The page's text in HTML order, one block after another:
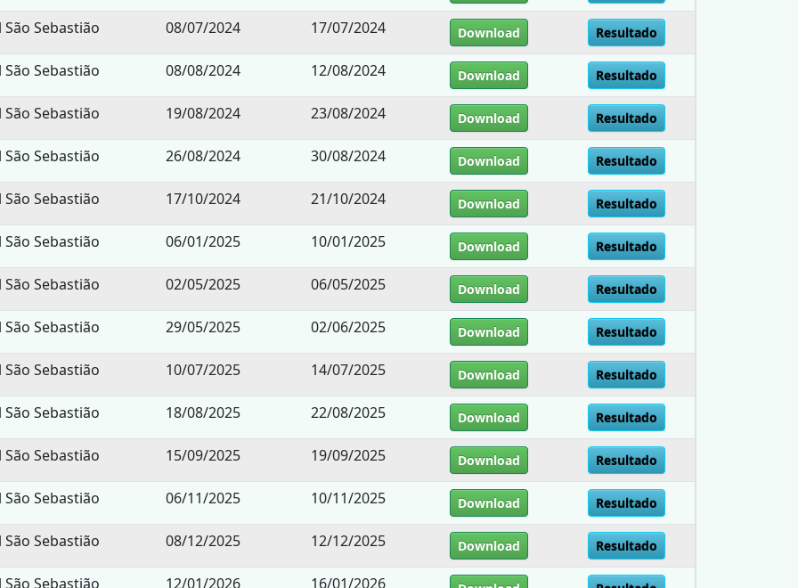
Sebastião 08/07/2024 17/07/2024 Download Resultado
Sebastião 08/08/2024 12/08/2024 Download Resultado
Sebastião 19/08/2024 23/08/2024 Download Resultado
Sebastião 26/08/2024 30/08/2024 Download Resultado
Sebastião 17/10/2024 21/10/2024 Download Resultado
Sebastião 06/01/2025 10/01/2025 Download Resultado
Sebastião 02/05/2025 06/05/2025 Download Resultado
Sebastião 29/05/2025 02/06/2025 Download Resultado
Sebastião 10/07/2025 14/07/2025 Download Resultado
Sebastião 18/08/2025 22/08/2025 Download Resultado
Sebastião 15/09/2025 19/09/2025 Download Resultado
Sebastião 06/11/2025 10/11/2025 Download Resultado
Sebastião 08/12/2025 12/12/2025 Download Resultado
Sebastião 12/01/2026 16/01/2026